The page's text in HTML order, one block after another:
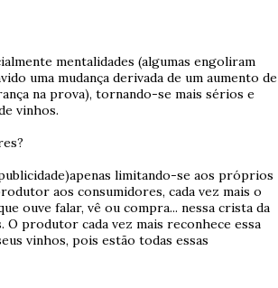
mentalidades (algumas engoliram
uma mudança derivada de um aumento de
na prova), tornando-se mais sérios e
vinhos.
limitando-se aos próprios
aos consumidores, cada vez mais o
ouve falar, vê ou compra... nessa crista da
produtor cada vez mais reconhece essa
vinhos, pois estão todas essas